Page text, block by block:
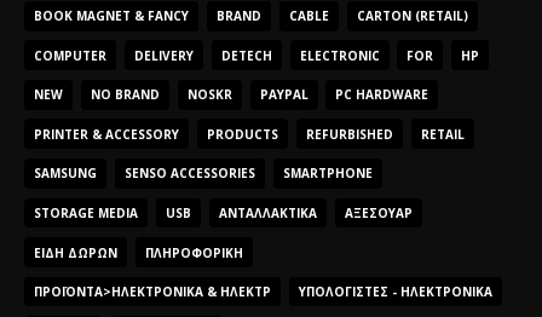
BOOK MAGNET & FANCY BRAND CABLE CARTON (RETAIL)
COMPUTER DELIVERY DETECH ELECTRONIC FOR HP
NEW NO BRAND NOSKR PAYPAL PC HARDWARE
PRINTER & ACCESSORY PRODUCTS REFURBISHED RETAIL
SAMSUNG SENSO ACCESSORIES SMARTPHONE
STORAGE MEDIA USB ΑΝΤΑΛΛΑΚΤΙΚΆ ΑΞΕΣΟΥΆΡ
ΕΊΔΗ ΔΏΡΩΝ ΠΛΗΡΟΦΟΡΙΚΉ
ΠΡΟΪΌΝΤΑ>ΗΛΕΚΤΡΟΝΙΚΆ & ΗΛΕΚΤΡ ΥΠΟΛΟΓΙΣΤΈΣ - ΗΛΕΚΤΡΟΝΙΚΆ